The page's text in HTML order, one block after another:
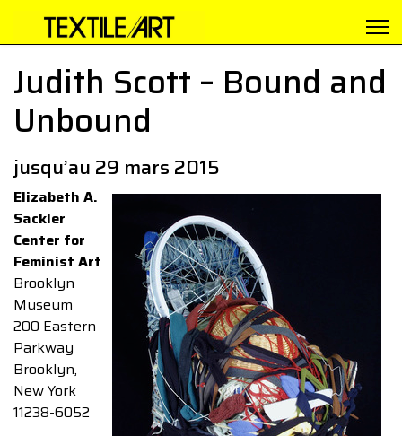
Judith Scott – Bound and
Unbound
jusqu’au 29 mars 2015
Elizabeth A.
Sackler
Center for
Feminist Art
Brooklyn
Museum
200 Eastern
Parkway
Brooklyn,
New York
11238-6052